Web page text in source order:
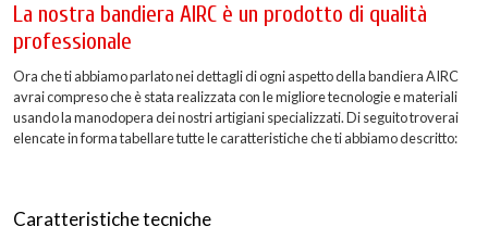
La nostra bandiera AIRC è un prodotto di qualità
professionale
Ora che ti abbiamo parlato nei dettagli di ogni aspetto della bandiera AIRC
avrai compreso che è stata realizzata con le migliore tecnologie e materiali
usando la manodopera dei nostri artigiani specializzati. Di seguito troverai
elencate in forma tabellare tutte le caratteristiche che ti abbiamo descritto:
Caratteristiche tecniche